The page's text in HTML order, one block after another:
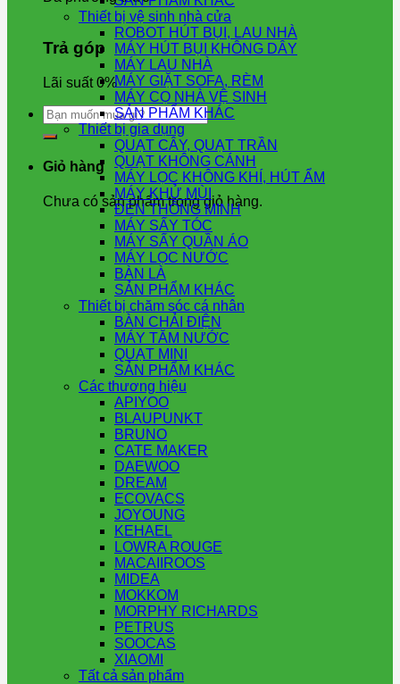
Trả góp
Lãi suất 0%
Tìm
kiếm:
Giỏ hàng
Chưa có sản phẩm trong giỏ hàng.
Thiết bị vệ sinh nhà cửa
ROBOT HÚT BỤI, LAU NHÀ
MÁY HÚT BỤI KHÔNG DÂY
MÁY LAU NHÀ
MÁY GIẶT SOFA, RÈM
MÁY CỌ NHÀ VỆ SINH
SẢN PHẨM KHÁC
Thiết bị gia dụng
QUẠT CÂY, QUẠT TRẦN
QUẠT KHÔNG CÁNH
MÁY LỌC KHÔNG KHÍ, HÚT ẨM
MÁY KHỬ MÙI
ĐÈN THÔNG MINH
MÁY SẤY TÓC
MÁY SẤY QUẦN ÁO
MÁY LỌC NƯỚC
BÀN LÀ
SẢN PHẨM KHÁC
Thiết bị chăm sóc cá nhân
BÀN CHẢI ĐIỆN
MÁY TĂM NƯỚC
QUẠT MINI
SẢN PHẨM KHÁC
Các thương hiệu
APIYOO
BLAUPUNKT
BRUNO
CATE MAKER
DAEWOO
DREAM
ECOVACS
JOYOUNG
KEHAEL
LOWRA ROUGE
MACAIIROOS
MIDEA
MOKKOM
MORPHY RICHARDS
PETRUS
SOOCAS
XIAOMI
Tất cả sản phẩm